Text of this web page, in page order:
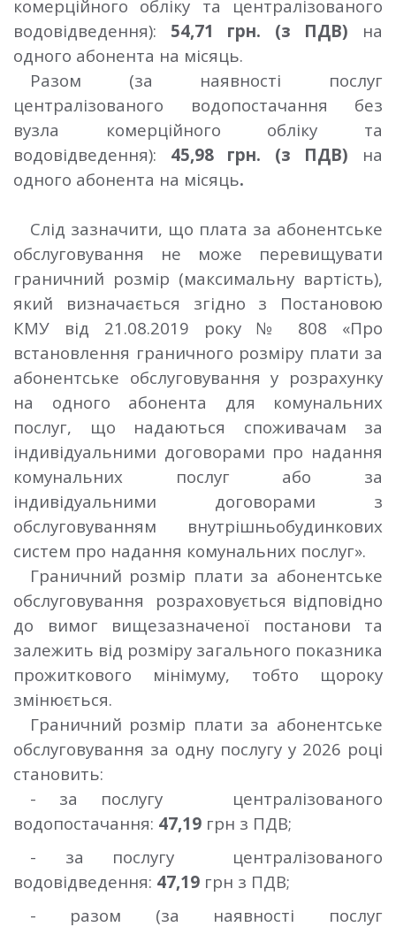
комерційного обліку та централізованого
водовідведення): 54,71 грн. (з ПДВ) на
одного абонента на місяць.
Разом (за наявності послуг
централізованого водопостачання без
вузла комерційного обліку та
водовідведення): 45,98 грн. (з ПДВ)
на
одного абонента на місяць.
Слід зазначити, що плата за абонентське
обслуговування не може перевищувати
граничний розмір (максимальну вартість),
який визначається згідно з Постановою
КМУ від 21.08.2019 року № 808
«Про
встановлення граничного розміру плати за
абонентське обслуговування у розрахунку
на одного абонента для комунальних
послуг, що надаються споживачам за
індивідуальними договорами про надання
комунальних послуг або за
індивідуальними договорами з
обслуговуванням внутрішньобудинкових
систем про надання комунальних послуг».
Граничний розмір плати за абонентське
обслуговування розраховується відповідно
до вимог вищезазначеної постанови та
залежить від розміру загального показника
прожиткового мінімуму, тобто щороку
змінюється.
Граничний розмір плати за абонентське
обслуговування за одну послугу у 2026 році
становить:
- за послугу централізованого
водопостачання: 47,19 грн з ПДВ;
- за послугу централізованого
водовідведення: 47,19 грн з ПДВ;
- разом (за наявності послуг